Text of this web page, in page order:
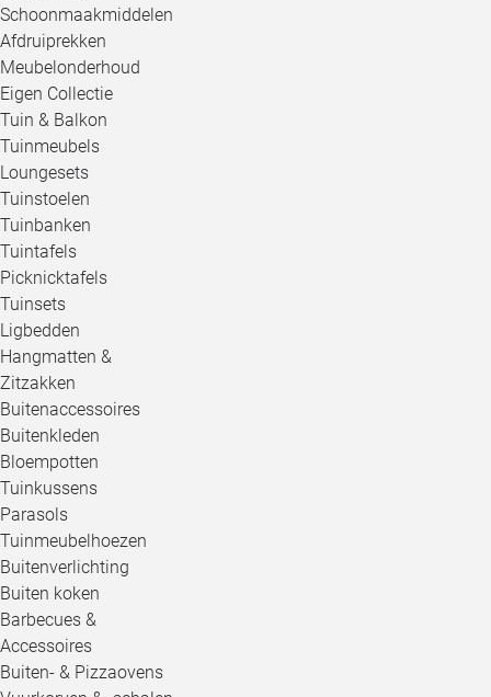
Schoonmaakmiddelen
Afdruiprekken
Meubelonderhoud
Eigen Collectie
Tuin & Balkon
Tuinmeubels
Loungesets
Tuinstoelen
Tuinbanken
Tuintafels
Picknicktafels
Tuinsets
Ligbedden
Hangmatten &
Zitzakken
Buitenaccessoires
Buitenkleden
Bloempotten
Tuinkussens
Parasols
Tuinmeubelhoezen
Buitenverlichting
Buiten koken
Barbecues &
Accessoires
Buiten- & Pizzaovens